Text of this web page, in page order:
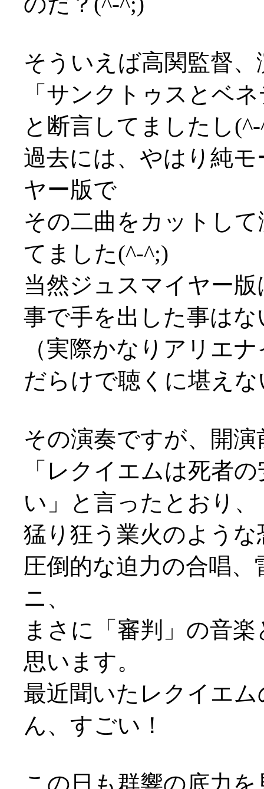
そういえば高関監督
「サンクトゥスとベ
と断言してましたし
過去には、やはり純
ヤー版で
その二曲をカットし
てました(^-^;)
当然ジュスマイヤー
事で手を出した事は
（実際かなりアリエ
だらけで聴くに堪え
その演奏ですが、開
「レクイエムは死者
い」と言ったとおり、
猛り狂う業火のよう
圧倒的な迫力の合唱
ニ、
まさに「審判」の音
思います。
最近聞いたレクイエ
ん、すごい！
この日も群響の底力